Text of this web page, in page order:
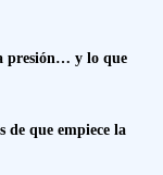
presión… y lo que
de que empiece la